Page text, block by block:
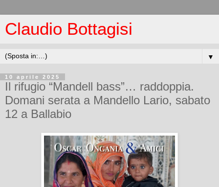
Claudio Bottagisi
▼
10 aprile 2025
Il rifugio “Mandell bass”… raddoppia.
Domani serata a Mandello Lario, sabato
12 a Ballabio